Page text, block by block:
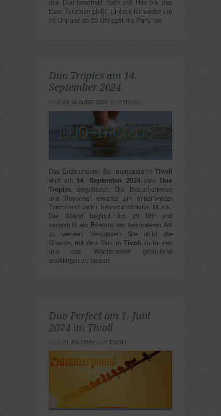
das Duo beschallt euch mit Hits bis das
Euer Tanzbein glüht. Einlass ist wieder um
19 Uhr und ab 20 Uhr geht die Party los.
Duo Tropics am 14.
September 2024
24. AUGUST 2024 TIVOLI
Das Ende unserer Sommerpause im Tivoli
wird am 14. September 2024vom Duo
Tropics eingeläutet. Die Besucherinnen
und Besucher erwartet ein mitreißender
Tanzabend voller leidenschaftlicher Musik.
Der Abend beginnt um 20 Uhr und
verspricht ein Erlebnis der besonderen Art
zu werden. Verpassen Sie nicht die
Chance, mit dem Duo imTivoli zu tanzen
und das Wochenende gebührend
ausklingen zu lassen!
Duo Perfect am 1. Juni
2024 im Tivoli
21. MAI 2024 TIVOLI